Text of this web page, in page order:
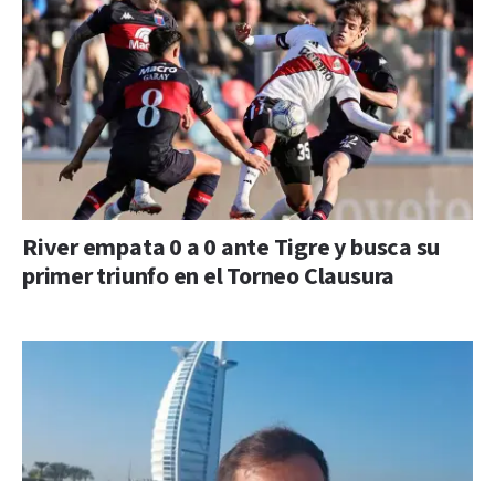
River empata 0 a 0 ante Tigre y busca su
primer triunfo en el Torneo Clausura